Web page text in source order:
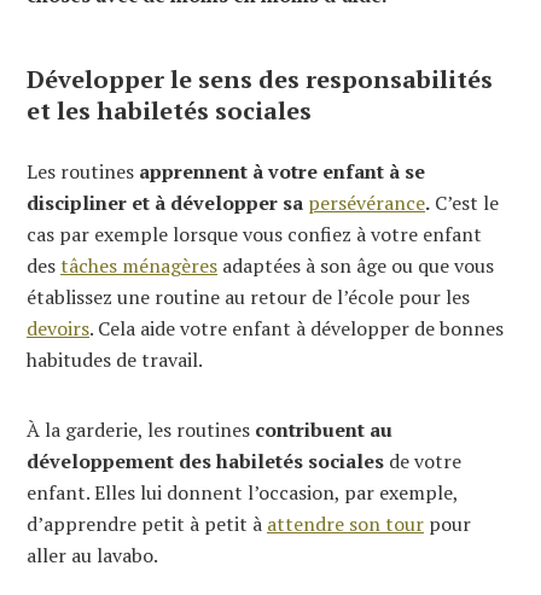
Développer le sens des responsabilités
et les habiletés sociales
Les routines apprennent à votre enfant à se
discipliner et à développer sa persévérance. C’est le
cas par exemple lorsque vous confiez à votre enfant
destâches ménagères adaptées à son âge ou que vous
établissez une routine au retour de l’école pour les
devoirs. Cela aide votre enfant à développer de bonnes
habitudes de travail.
À la garderie, les routines contribuent au
développement des habiletés sociales de votre
enfant. Elles lui donnent l’occasion, par exemple,
d’apprendre petit à petit à attendre son tour pour
aller au lavabo.